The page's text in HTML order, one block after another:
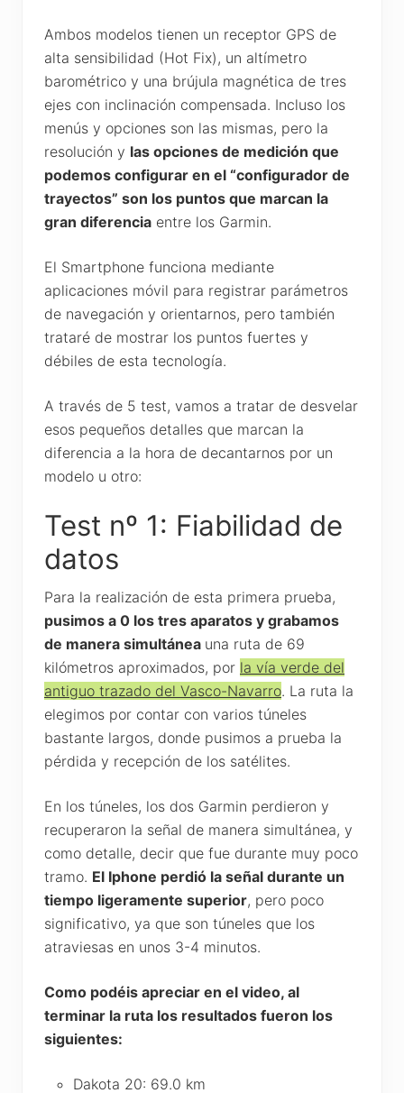
Ambos modelos tienen un receptor GPS de
alta sensibilidad (Hot Fix), un altímetro
barométrico y una brújula magnética de tres
ejes con inclinación compensada. Incluso los
menús y opciones son las mismas, pero la
resolución y las opciones de medición que
podemos configurar en el “configurador de
trayectos” son los puntos que marcan la
gran diferencia entre los Garmin.
El Smartphone funciona mediante
aplicaciones móvil para registrar parámetros
de navegación y orientarnos, pero también
trataré de mostrar los puntos fuertes y
débiles de esta tecnología.
A través de 5 test, vamos a tratar de desvelar
esos pequeños detalles que marcan la
diferencia a la hora de decantarnos por un
modelo u otro:
Test nº 1: Fiabilidad de
datos
Para la realización de esta primera prueba,
pusimos a 0 los tres aparatos y grabamos
de manera simultánea una ruta de 69
kilómetros aproximados, por la vía verde del
antiguo trazado del Vasco-Navarro. La ruta la
elegimos por contar con varios túneles
bastante largos, donde pusimos a prueba la
pérdida y recepción de los satélites.
En los túneles, los dos Garmin perdieron y
recuperaron la señal de manera simultánea, y
como detalle, decir que fue durante muy poco
tramo. El Iphone perdió la señal durante un
tiempo ligeramente superior, pero poco
significativo, ya que son túneles que los
atraviesas en unos 3-4 minutos.
Como podéis apreciar en el video, al
terminar la ruta los resultados fueron los
siguientes:
Dakota 20: 69.0 km